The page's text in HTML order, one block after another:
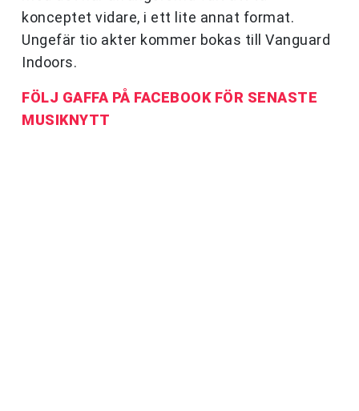
konceptet vidare, i ett lite annat format.
Ungefär tio akter kommer bokas till Vanguard
Indoors.
FÖLJ GAFFA PÅ FACEBOOK FÖR SENASTE
MUSIKNYTT